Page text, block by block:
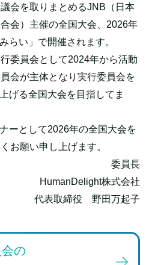
会を取りまとめるJNB（日本
会）主催の全国大会、2026年
らい」で開催されます。
委員会として2024年から活動
会が主体となり実行委員会を
げる全国大会を目指してま
ーとして2026年の全国大会を
お願い申し上げます。
委員長
HumanDelight株式会社
代表取締役 野田万起子
の